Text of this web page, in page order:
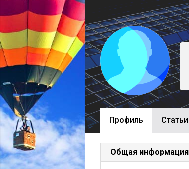
Профиль Cтатьи
Общая информация